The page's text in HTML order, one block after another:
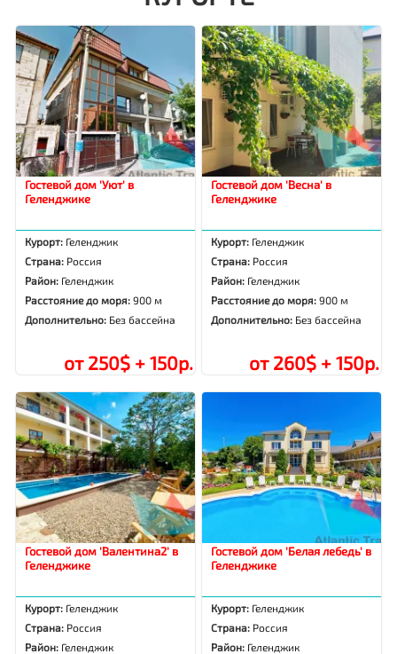
Гостевой дом 'Уют' в
Геленджике
Курорт: Геленджик
Страна: Россия
Район: Геленджик
Расстояние до моря:900 м
Дополнительно: Без бассейна
от 250$ + 150р.
Гостевой дом 'Весна' в
Геленджике
Курорт: Геленджик
Страна: Россия
Район: Геленджик
Расстояние до моря:900 м
Дополнительно: Без бассейна
от 260$ + 150р.
Гостевой дом 'Валентина2' в
Геленджике
Курорт: Геленджик
Страна: Россия
Район: Геленджик
Гостевой дом 'Белая лебедь' в
Геленджике
Курорт: Геленджик
Страна: Россия
Район: Геленджик